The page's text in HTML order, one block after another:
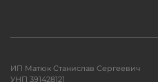
ИП Матюк Станислав Сергеевич
УНП 391428121